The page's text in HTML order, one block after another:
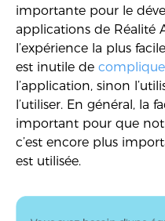
importante pour le
applications de Réalité
l’expérience la plus
est inutile de
l’application, sinon
l’utiliser. En général, la
important pour que
c’est encore plus
est utilisée.